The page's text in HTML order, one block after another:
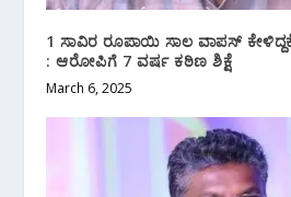
1 ಸಾವಿರ ರೂಪಾಯಿ ಸಾಲ ವಾಪಸ್
: ಆರೋಪಿಗೆ 7 ವರ್ಷ ಕಠಿಣ ಶಿಕ್ಷೆ
March 6, 2025